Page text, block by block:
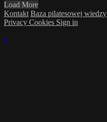
Load More
Kontakt Baza pilatesowej wiedzy
Privacy Cookies Sign in
×